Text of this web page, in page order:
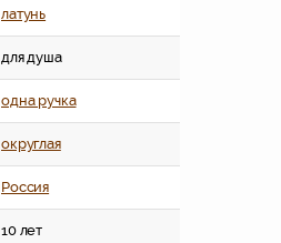
латунь
для душа
одна ручка
округлая
Россия
10 лет